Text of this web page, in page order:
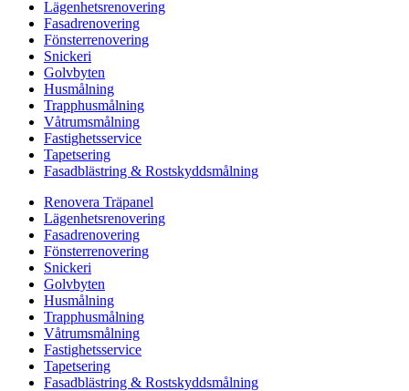
Lägenhetsrenovering
Fasadrenovering
Fönsterrenovering
Snickeri
Golvbyten
Husmålning
Trapphusmålning
Våtrumsmålning
Fastighetsservice
Tapetsering
Fasadblästring & Rostskyddsmålning
Renovera Träpanel
Lägenhetsrenovering
Fasadrenovering
Fönsterrenovering
Snickeri
Golvbyten
Husmålning
Trapphusmålning
Våtrumsmålning
Fastighetsservice
Tapetsering
Fasadblästring & Rostskyddsmålning